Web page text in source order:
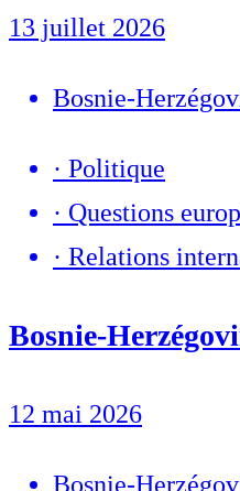
13 juillet 2026
Bosnie-
· Politique
· Questions
· Relations
Bosnie-
12 mai 2026
Bosnie-